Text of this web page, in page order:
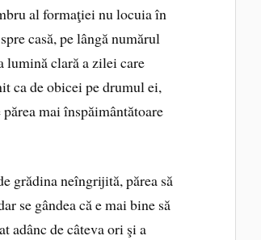
al formaţiei nu locuia în
casă, pe lângă numărul
lumină clară a zilei care
ca de obicei pe drumul ei,
mai înspăimântătoare
grădina neîngrijită, părea să
se gândea că e mai bine să
adânc de câteva ori şi a